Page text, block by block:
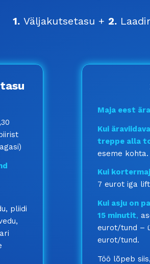
1.Väljakutsetasu + 2.
pliidi
Maja eest
Kui
treppe alla
eseme kohta.
Kui
7 eurot iga
Kui asju on
15 minutit,
eurot/tund –
eurot/tund.
Töö lõpeb